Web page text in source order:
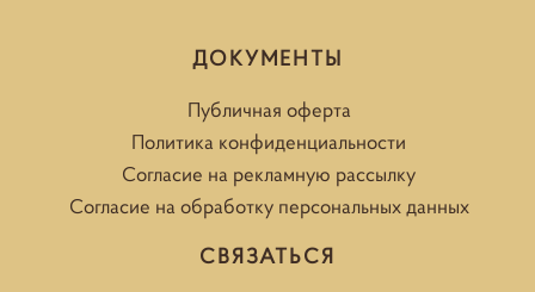
ДОКУМЕНТЫ
Публичная оферта
Политика конфиденциальности
Согласие на рекламную рассылку
Согласие на обработку персональных данных
СВЯЗАТЬСЯ